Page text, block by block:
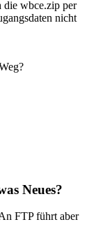
die wbce.zip per
nicht
Neues?
FTP führt aber